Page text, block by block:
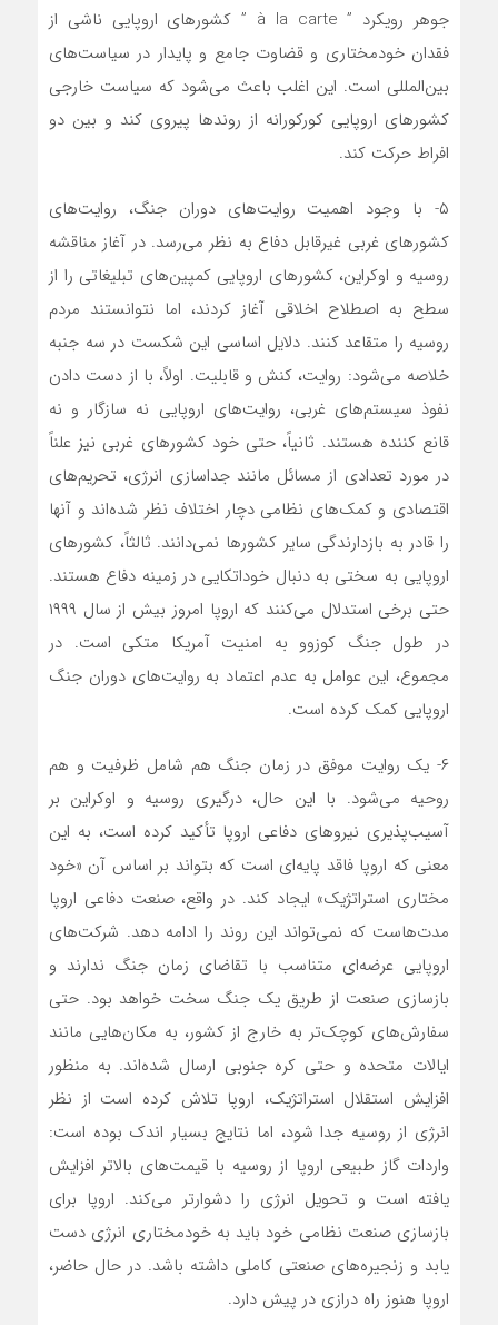
جوهر رویکرد ” à la carte ” کشورهای اروپایی ناشی از
فقدان خودمختاری و قضاوت جامع و پایدار در سیاست‌های
بین‌المللی است. این اغلب باعث می‌شود که سیاست خارجی
کشورهای اروپایی کورکورانه از روندها پیروی کند و بین دو
افراط حرکت کند.
۵- با وجود اهمیت روایت‌های دوران جنگ، روایت‌های
کشورهای غربی غیرقابل دفاع به نظر می‌رسد. در آغاز مناقشه
روسیه و اوکراین، کشورهای اروپایی کمپین‌های تبلیغاتی را از
سطح به اصطلاح اخلاقی آغاز کردند، اما نتوانستند مردم
روسیه را متقاعد کنند. دلایل اساسی این شکست در سه جنبه
خلاصه می‌شود: روایت، کنش و قابلیت. اولاً، با از دست دادن
نفوذ سیستم‌های غربی، روایت‌های اروپایی نه سازگار و نه
قانع کننده هستند. ثانیاً، حتی خود کشورهای غربی نیز علناً
در مورد تعدادی از مسائل مانند جداسازی انرژی، تحریم‌های
اقتصادی و کمک‌های نظامی دچار اختلاف نظر شده‌اند و آنها
را قادر به بازدارندگی سایر کشورها نمی‌دانند. ثالثاً، کشورهای
اروپایی به سختی به دنبال خوداتکایی در زمینه دفاع هستند.
حتی برخی استدلال می‌کنند که اروپا امروز بیش از سال ۱۹۹۹
در طول جنگ کوزوو به امنیت آمریکا متکی است. در
مجموع، این عوامل به عدم اعتماد به روایت‌های دوران جنگ
اروپایی کمک کرده است.
۶- یک روایت موفق در زمان جنگ هم شامل ظرفیت و هم
روحیه می‌شود. با این حال، درگیری روسیه و اوکراین بر
آسیب‌پذیری نیروهای دفاعی اروپا تأکید کرده است، به این
معنی که اروپا فاقد پایه‌ای است که بتواند بر اساس آن «خود
مختاری استراتژیک» ایجاد کند. در واقع، صنعت دفاعی اروپا
مدت‌هاست که نمی‌تواند این روند را ادامه دهد. شرکت‌های
اروپایی عرضه‌ای متناسب با تقاضای زمان جنگ ندارند و
بازسازی صنعت از طریق یک جنگ سخت خواهد بود. حتی
سفارش‌های کوچک‌تر به خارج از کشور، به مکان‌هایی مانند
ایالات متحده و حتی کره جنوبی ارسال شده‌اند. به منظور
افزایش استقلال استراتژیک، اروپا تلاش کرده است از نظر
انرژی از روسیه جدا شود، اما نتایج بسیار اندک بوده است:
واردات گاز طبیعی اروپا از روسیه با قیمت‌های بالاتر افزایش
یافته است و تحویل انرژی را دشوارتر می‌کند. اروپا برای
بازسازی صنعت نظامی خود باید به خودمختاری انرژی دست
یابد و زنجیره‌های صنعتی کاملی داشته باشد. در حال حاضر،
اروپا هنوز راه درازی در پیش دارد.